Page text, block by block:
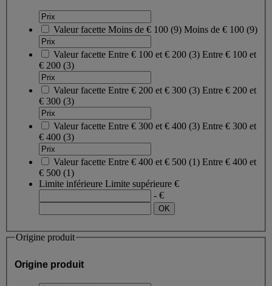
Valeur facette Moins de € 100 (9) Moins de € 100 (9)
Valeur facette Entre € 100 et € 200 (3) Entre € 100 et
€ 200 (3)
Valeur facette Entre € 200 et € 300 (3) Entre € 200 et
€ 300 (3)
Valeur facette Entre € 300 et € 400 (3) Entre € 300 et
€ 400 (3)
Valeur facette Entre € 400 et € 500 (1) Entre € 400 et
€ 500 (1)
Limite inférieure Limite supérieure €
- €
Origine produit
Origine produit